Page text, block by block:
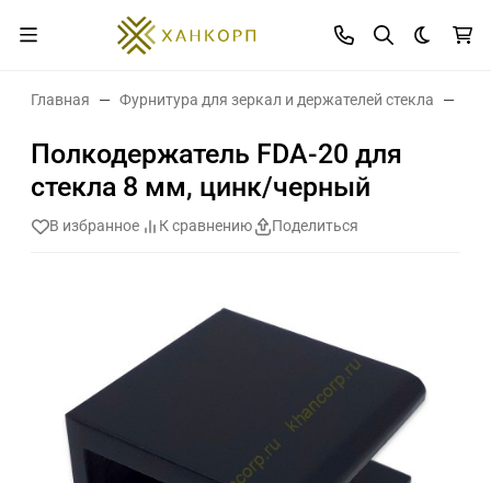
Темная
Главная Фурнитура для зеркал и держателей стекла
Полкодержатель FDA-20 для
стекла 8 мм, цинк/черный
В избранное К сравнению Поделиться